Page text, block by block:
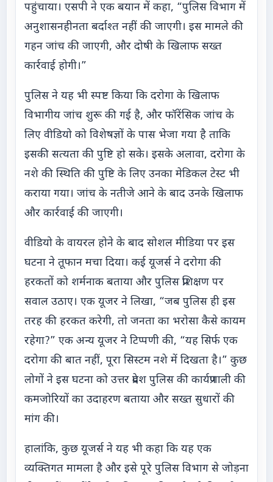
पहुंचाया। एसपी ने एक बयान में कहा, “पुलिस विभाग में
अनुशासनहीनता बर्दाश्त नहीं की जाएगी। इस मामले की
गहन जांच की जाएगी, और दोषी के खिलाफ सख्त
कार्रवाई होगी।”
पुलिस ने यह भी स्पष्ट किया कि दरोगा के खिलाफ
विभागीय जांच शुरू की गई है, और फॉरेंसिक जांच के
लिए वीडियो को विशेषज्ञों के पास भेजा गया है ताकि
इसकी सत्यता की पुष्टि हो सके। इसके अलावा, दरोगा के
नशे की स्थिति की पुष्टि के लिए उनका मेडिकल टेस्ट भी
कराया गया। जांच के नतीजे आने के बाद उनके खिलाफ
और कार्रवाई की जाएगी।
वीडियो के वायरल होने के बाद सोशल मीडिया पर इस
घटना ने तूफान मचा दिया। कई यूजर्स ने दरोगा की
हरकतों को शर्मनाक बताया और पुलिस प्रशिक्षण पर
सवाल उठाए। एक यूजर ने लिखा, “जब पुलिस ही इस
तरह की हरकत करेगी, तो जनता का भरोसा कैसे कायम
रहेगा?” एक अन्य यूजर ने टिप्पणी की, “यह सिर्फ एक
दरोगा की बात नहीं, पूरा सिस्टम नशे में दिखता है।” कुछ
लोगों ने इस घटना को उत्तर प्रदेश पुलिस की कार्यप्रणाली की
कमजोरियों का उदाहरण बताया और सख्त सुधारों की
मांग की।
हालांकि, कुछ यूजर्स ने यह भी कहा कि यह एक
व्यक्तिगत मामला है और इसे पूरे पुलिस विभाग से जोड़ना